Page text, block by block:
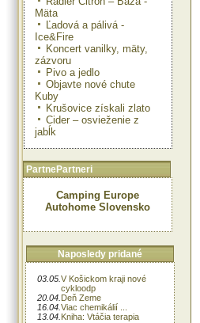
Mäta
Ľadová a pálivá -
Ice&Fire
Koncert vanilky, mäty,
zázvoru
Pivo a jedlo
Objavte nové chute
Kuby
Krušovice získali zlato
Cider – osvieženie z
jabĺk
PartnePartneri
Camping Europe
Autohome Slovensko
Naposledy pridané
03.05. V Košickom kraji nové
cykloodp
20.04. Deň Zeme
16.04. Viac chemikálií ...
13.04. Kniha: Vtáčia terapia